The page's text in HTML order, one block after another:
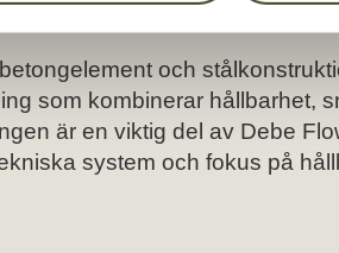
som en
och
som kombinerar hållbarhet,
är en viktig del av Debe
system och fokus på